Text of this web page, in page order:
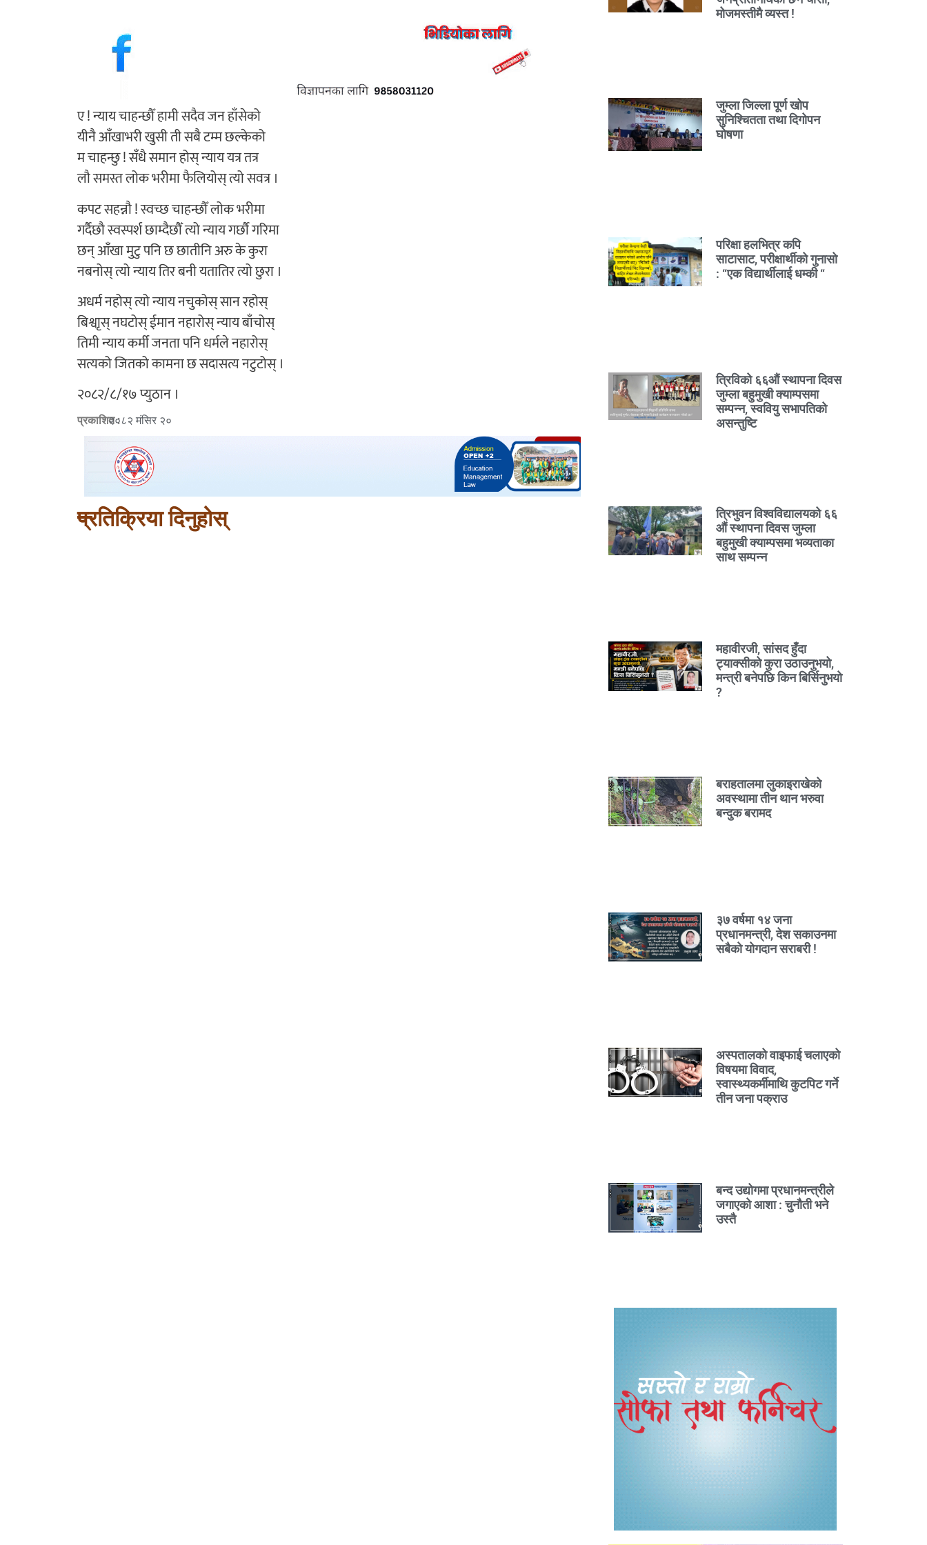
ए ! न्याय चाहन्छौँ हामी सदैव जन हाँसेको
यीनै आँखाभरी खुसी ती सबै टम्म छल्केको
म चाहन्छु ! सँधै समान होस् न्याय यत्र तत्र
लौ समस्त लोक भरीमा फैलियोस् त्यो सवत्र ।
कपट सहन्नौ ! स्वच्छ चाहन्छौँ लोक भरीमा
गर्दैछौ स्वस्पर्श छाम्दैछौँ त्यो न्याय गर्छौ गरिमा
छन् आँखा मुटु पनि छ छातीनि अरु के कुरा
नबनोस् त्यो न्याय तिर बनी यतातिर त्यो छुरा ।
अधर्म नहोस् त्यो न्याय नचुकोस् सान रहोस्
बिश्वाृस् नघटोस् ईमान नहारोस् न्याय बाँचोस्
तिमी न्याय कर्मी जनता पनि धर्मले नहारोस्
सत्यको जितको कामना छ सदासत्य नटुटोस् ।
२०८२/८/१७ प्युठान ।
प्रकाशित :२०८२ मंसिर २०
प्रतिक्रिया दिनुहोस्
मोजमस्तीमै व्यस्त !
जुम्ला जिल्ला पूर्ण खोप
सुनिश्चितता तथा दिगोपन
घोषणा
परिक्षा हलभित्र कपि
साटासाट, परीक्षार्थीको गुनासो
: “एक विद्यार्थीलाई धम्की “
त्रिविको ६६औं स्थापना दिवस
जुम्ला बहुमुखी क्याम्पसमा
सम्पन्न, स्ववियु सभापतिको
असन्तुष्टि
त्रिभुवन विश्वविद्यालयको ६६
औं स्थापना दिवस जुम्ला
बहुमुखी क्याम्पसमा भव्यताका
साथ सम्पन्न
महावीरजी, सांसद हुँदा
ट्याक्सीको कुरा उठाउनुभयो,
मन्त्री बनेपछि किन बिर्सिनुभयो
?
बराहतालमा लुकाइराखेको
अवस्थामा तीन थान भरुवा
बन्दुक बरामद
३७ वर्षमा १४ जना
प्रधानमन्त्री, देश सकाउनमा
सबैको योगदान सराबरी !
अस्पतालको वाइफाई चलाएको
विषयमा विवाद,
स्वास्थ्यकर्मीमाथि कुटपिट गर्ने
तीन जना पक्राउ
बन्द उद्योगमा प्रधानमन्त्रीले
जगाएको आशा : चुनौती भने
उस्तै